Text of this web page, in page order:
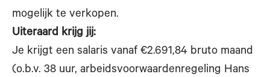
mogelijk te verkopen.
Uiteraard krijg jij:
Je krijgt een salaris vanaf €2.691,84 bruto maand
(o.b.v. 38 uur, arbeidsvoorwaardenregeling Hans